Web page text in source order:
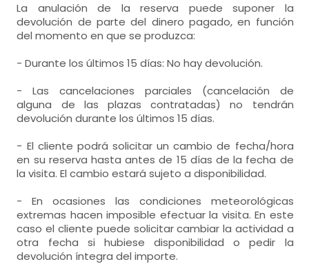
La anulación de la reserva puede suponer la
devolución de parte del dinero pagado, en función
del momento en que se produzca:
- Durante los últimos 15 días: No hay devolución.
- Las cancelaciones parciales (cancelación de
alguna de las plazas contratadas) no tendrán
devolución durante los últimos 15 días.
- El cliente podrá solicitar un cambio de fecha/hora
en su reserva hasta antes de 15 días de la fecha de
la visita. El cambio estará sujeto a disponibilidad.
- En ocasiones las condiciones meteorológicas
extremas hacen imposible efectuar la visita. En este
caso el cliente puede solicitar cambiar la actividad a
otra fecha si hubiese disponibilidad o pedir la
devolución íntegra del importe.